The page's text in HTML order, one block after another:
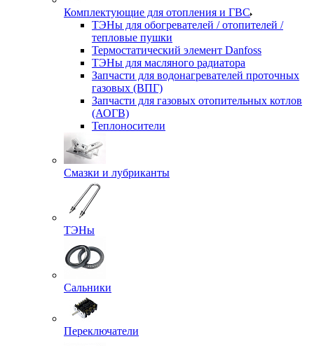
Комплектующие для отопления и ГВС
ТЭНы для обогревателей / отопителей /
тепловые пушки
Термостатический элемент Danfoss
ТЭНы для масляного радиатора
Запчасти для водонагревателей проточных
газовых (ВПГ)
Запчасти для газовых отопительных котлов
(АОГВ)
Теплоносители
Смазки и лубриканты
ТЭНы
Сальники
Переключатели